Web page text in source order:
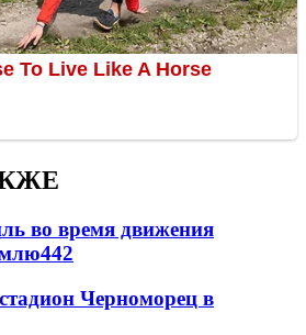
во время движения
442
Черноморец в